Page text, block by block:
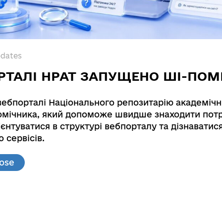
of myocardial infarction in patients with
myocardial infarction in patients with
.; Danylo Halytsky Lviv National Medical
НРАТ ЗАПУЩЕНО ШІ-
Національного репозитарію
який допоможе швидше знаходити
в структурі вебпорталу та